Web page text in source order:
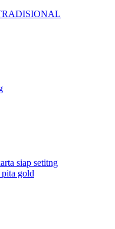
siap setitng
pita gold